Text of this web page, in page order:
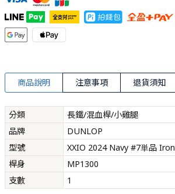
商品說明 注意事項 退貨須知
分類
長鐵/混血桿/小雞腿
品牌
DUNLOP
型號
XXIO 2024 Navy #7単品 Iron
桿身
MP1300
支數
1